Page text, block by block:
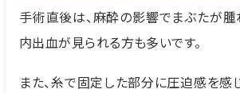
手術直後は、麻酔の影響でまぶたが腫
内出血が見られる方も多いです。
また、糸で固定した部分に圧迫感を感